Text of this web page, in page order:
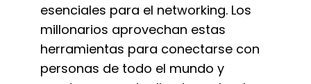
esenciales para el networking. Los
millonarios aprovechan estas
herramientas para conectarse con
personas de todo el mundo y